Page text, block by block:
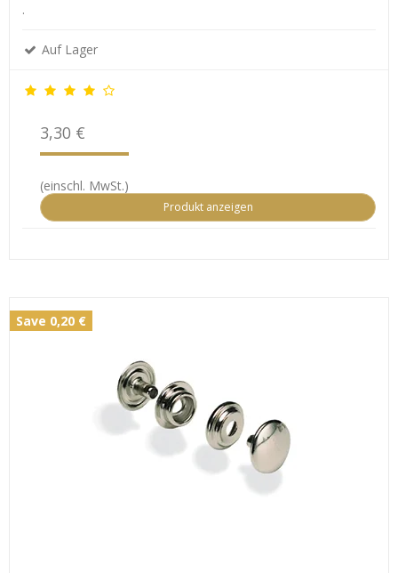
.
Auf Lager
3,30 €
(einschl. MwSt.)
Produkt anzeigen
Save 0,20 €